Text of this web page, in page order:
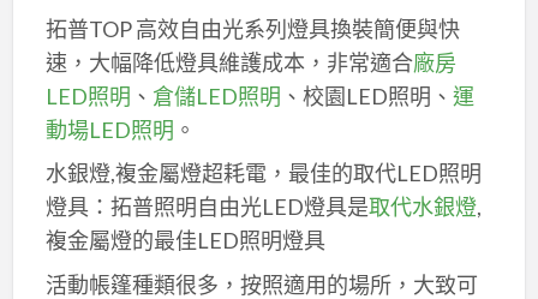
拓普TOP 高效自由光系列燈具換裝簡便與快
速，大幅降低燈具維護成本，非常適合廠房
LED照明 、 倉儲LED照明 、校園LED照明、 運
動場LED照明 。
水銀燈,複金屬燈超耗電，最佳的取代LED照明
燈具：拓普照明自由光LED燈具是取代水銀燈,
複金屬燈的最佳LED照明燈具
活動帳篷種類很多，按照適用的場所，大致可